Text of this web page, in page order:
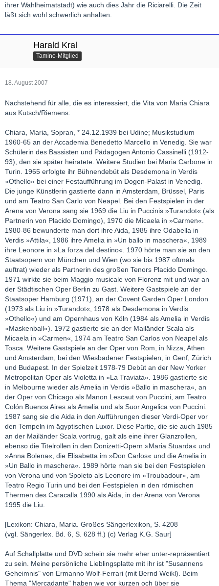
ihrer Wahlheimatstadt) wie auch dies Jahr die Riciarelli. Die Zeit
läßt sich wohl schwerlich anhalten.
Harald Kral
Tamino-Mitglied
18. August 2007
Nachstehend für alle, die es interessiert, die Vita von Maria Chiara
aus Kutsch/Riemens:
Chiara, Maria, Sopran, * 24.12.1939 bei Udine; Musikstudium
1960-65 an der Accademia Benedetto Marcello in Venedig. Sie war
Schülerin des Bassisten und Pädagogen Antonio Cassinelli (1912-
93), den sie später heiratete. Weitere Studien bei Maria Carbone in
Turin. 1965 erfolgte ihr Bühnendebüt als Desdemona in Verdis
»Othello« bei einer Festaufführung im Dogen-Palast in Venedig.
Die junge Künstlerin gastierte dann in Amsterdam, Brüssel, Paris
und am Teatro San Carlo von Neapel. Bei den Festspielen in der
Arena von Verona sang sie 1969 die Liu in Puccinis »Turandot« (als
Partnerin von Placido Domingo), 1970 die Micaela in »Carmen«.
1980-86 bewunderte man dort ihre Aida, 1985 ihre Odabella in
Verdis »Attila«, 1986 ihre Amelia in »Un ballo in maschera«, 1989
ihre Leonore in »La forza del destino«. 1970 hörte man sie an den
Staatsopern von München und Wien (wo sie bis 1987 oftmals
auftrat) wieder als Partnerin des großen Tenors Placido Domingo.
1971 wirkte sie beim Maggio musicale von Florenz mit und war an
der Städtischen Oper Berlin zu Gast. Weitere Gastspiele an der
Staatsoper Hamburg (1971), an der Covent Garden Oper London
(1973 als Liu in »Turandot«, 1978 als Desdemona in Verdis
»Othello«) und am Opernhaus von Köln (1984 als Amelia in Verdis
»Maskenball«). 1972 gastierte sie an der Mailänder Scala als
Micaela in »Carmen«, 1974 am Teatro San Carlos von Neapel als
Tosca. Weitere Gastspiele an der Oper von Rom, in Nizza, Athen
und Amsterdam, bei den Wiesbadener Festspielen, in Genf, Zürich
und Budapest. In der Spielzeit 1978-79 Debüt an der New Yorker
Metropolitan Oper als Violetta in »La Traviata«. 1986 gastierte sie
in Melbourne wieder als Amelia in Verdis »Ballo in maschera«, an
der Oper von Chicago als Manon Lescaut von Puccini, am Teatro
Colón Buenos Aires als Amelia und als Suor Angelica von Puccini.
1987 sang sie die Aida in den Aufführungen dieser Verdi-Oper vor
den Tempeln im ägyptischen Luxor. Diese Partie, die sie auch 1985
an der Mailänder Scala vortrug, galt als eine ihrer Glanzrollen,
ebenso die Titelrollen in den Donizetti-Opern »Maria Stuarda« und
»Anna Bolena«, die Elisabetta im »Don Carlos« und die Amelia in
»Un Ballo in maschera«. 1989 hörte man sie bei den Festspielen
von Verona und von Spoleto als Leonore im »Troubadour«, am
Teatro Regio Turin und bei den Festspielen in den römischen
Thermen des Caracalla 1990 als Aida, in der Arena von Verona
1995 die Liu.
[Lexikon: Chiara, Maria. Großes Sängerlexikon, S. 4208
(vgl. Sängerlex. Bd. 6, S. 628 ff.) (c) Verlag K.G. Saur]
Auf Schallplatte und DVD schein sie mehr eher unter-repräsentiert
zu sein. Meine persönliche Lieblingsplatte mit ihr ist "Susannens
Geheimnis" von Ermanno Wolf-Ferrari (mit Bernd Weikl). Beim
Thema "Mercadante" haben wie vor kurzen och über sie